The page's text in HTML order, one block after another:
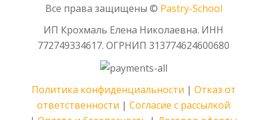
Все права защищены © Pаstry-School
ИП Крохмаль Елена Николаевна. ИНН
772749334617. ОГРНИП 313774624600680
Политика конфиденциальности | Отказ от
ответственности | Согласие с рассылкой